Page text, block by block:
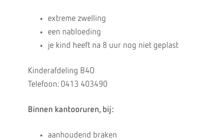
extreme zwelling
een nabloeding
je kind heeft na 8 uur nog niet geplast
Kinderafdeling B4O
Telefoon: 0413 403490
Binnen kantooruren, bij:
aanhoudend braken